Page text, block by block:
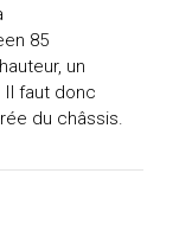
85
un
Il faut donc
du châssis.